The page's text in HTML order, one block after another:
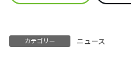
カテゴリー ニュース